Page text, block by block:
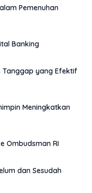
Pemenuhan
Banking
Tanggap yang Efektif
Meningkatkan
Ombudsman RI
dan Sesudah